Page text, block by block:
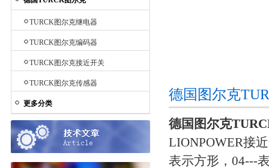
TURCK图尔克继电器
TURCK图尔克编码器
TURCK图尔克接近开关
TURCK图尔克传感器
更多分类
德国图尔克
德国图尔克
LIONPOWER接
表示方形，04---